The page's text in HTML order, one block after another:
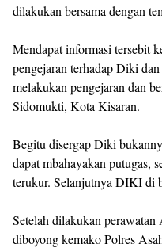
dilakukan bersama dengan
Mendapat informasi tersebit
pengejaran terhadap Diki
melakukan pengejaran dan
Sidomukti, Kota Kisaran.
Begitu disergap Diki
dapat mbahayakan putugas,
terukur. Selanjutnya DIKI di
Setelah dilakukan
diboyong kemako Polres